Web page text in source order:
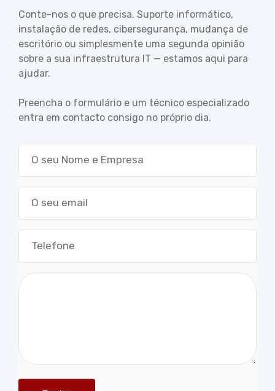
Conte-nos o que precisa. Suporte informático,
instalação de redes, cibersegurança, mudança de
escritório ou simplesmente uma segunda opinião
sobre a sua infraestrutura IT — estamos aqui para
ajudar.
Preencha o formulário e um técnico especializado
entra em contacto consigo no próprio dia.